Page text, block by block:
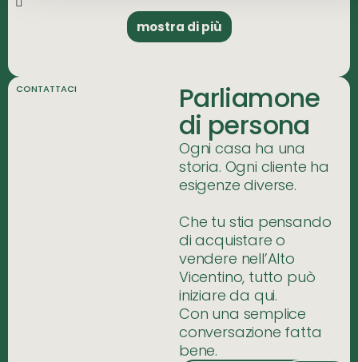
mostra di più
CONTATTACI Parliamone
di persona
Ogni casa ha una
storia. Ogni cliente ha
esigenze diverse.
Che tu stia pensando
di acquistare o
vendere nell’Alto
Vicentino, tutto può
iniziare da qui.
Con una semplice
conversazione fatta
bene.